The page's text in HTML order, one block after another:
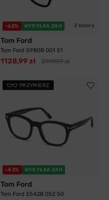
-62% WYSYŁKA 24H 2 kolory
Tom Ford
Tom Ford 5980B 001 51
1128,99 zł 2999,99 zł
PRZYMIERZ
-43% WYSYŁKA 24H
Tom Ford
Tom Ford 5542B 052 50